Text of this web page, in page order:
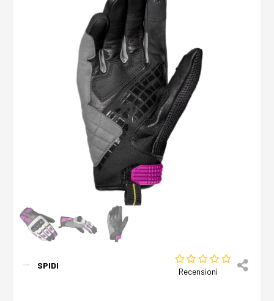
SPIDI
Recensioni